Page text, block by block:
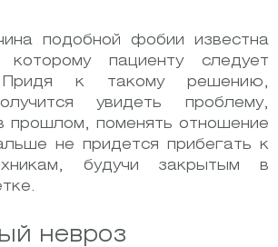
подобной фобии известна
которому пациенту следует
Придя к такому решению,
увидеть проблему,
прошлом, поменять отношение
не придется прибегать к
будучи закрытым в
невроз